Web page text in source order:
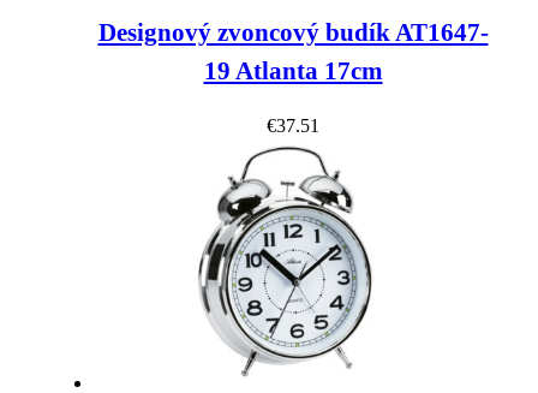
Designový zvoncový budík AT1647-
19 Atlanta 17cm
€37.51